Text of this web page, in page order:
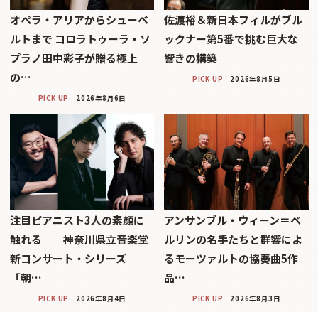
オペラ・アリアからシューベ
ルトまで コロラトゥーラ・ソ
プラノ田中彩子が贈る極上
の…
PICK UP 2026年8月6日
佐渡裕＆新日本フィルがブル
ックナー第5番で挑む巨大な
響きの構築
PICK UP 2026年8月5日
注目ピアニスト3人の素顔に
触れる──神奈川県立音楽堂
新コンサート・シリーズ
「朝…
PICK UP 2026年8月4日
アンサンブル・ウィーン＝ベ
ルリンの名手たちと群響によ
るモーツァルトの協奏曲5作
品…
PICK UP 2026年8月3日